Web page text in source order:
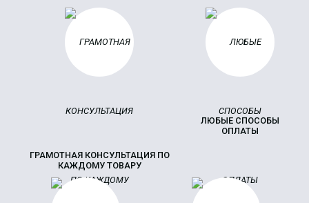
ГРАМОТНАЯ КОНСУЛЬТАЦИЯ ПО
КАЖДОМУ ТОВАРУ
ЛЮБЫЕ СПОСОБЫ
ОПЛАТЫ